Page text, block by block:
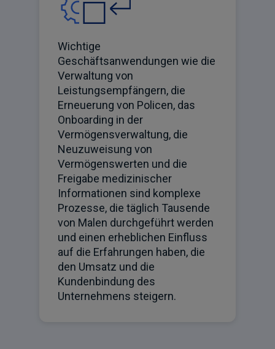
Wichtige
Geschäftsanwendungen wie die
Verwaltung von
Leistungsempfängern, die
Erneuerung von Policen, das
Onboarding in der
Vermögensverwaltung, die
Neuzuweisung von
Vermögenswerten und die
Freigabe medizinischer
Informationen sind komplexe
Prozesse, die täglich Tausende
von Malen durchgeführt werden
und einen erheblichen Einfluss
auf die Erfahrungen haben, die
den Umsatz und die
Kundenbindung des
Unternehmens steigern.